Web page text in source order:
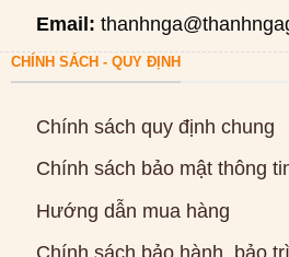
Email:
CHÍNH SÁCH - QUY ĐỊNH
Chính sách quy định chung
Chính sách bảo mật thông
Hướng dẫn mua hàng